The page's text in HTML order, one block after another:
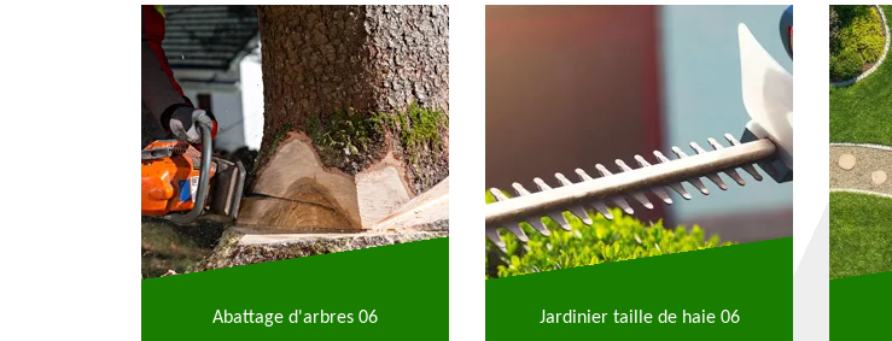
Abattage d'arbres 06 Jardinier taille de haie 06